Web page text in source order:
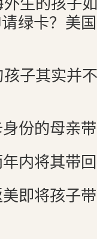
生的孩子
绿卡？美
子其实并
份的母亲
内将其带
即将孩子